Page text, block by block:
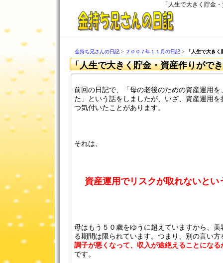
「人生で大きく貯金
金持ち兄さんの日記 > ２００７年１１月の日記 > 「人生で大き
「人生で大きく貯金・資産作りがで
前回の日記で、「母の老後のための資産運用
た」という話をしましたが、いざ、資産運用
つ気付いたことがあります。
それは、
資産運用でリスクが取れないとい
母はもう５０歳をゆうに超えていますから、
る期間は限られています。つまり、別の言い方
調子が悪くなって、収入が途絶えることになる
です。